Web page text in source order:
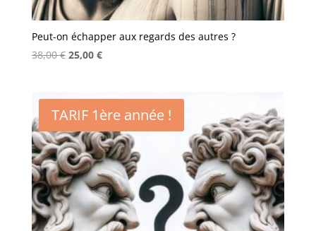
Peut-on échapper aux regards des autres ?
38,00€ Le
était :
38,00 €.
25,00 €Le
est :
25,00 €.
TARIF 1ère année !